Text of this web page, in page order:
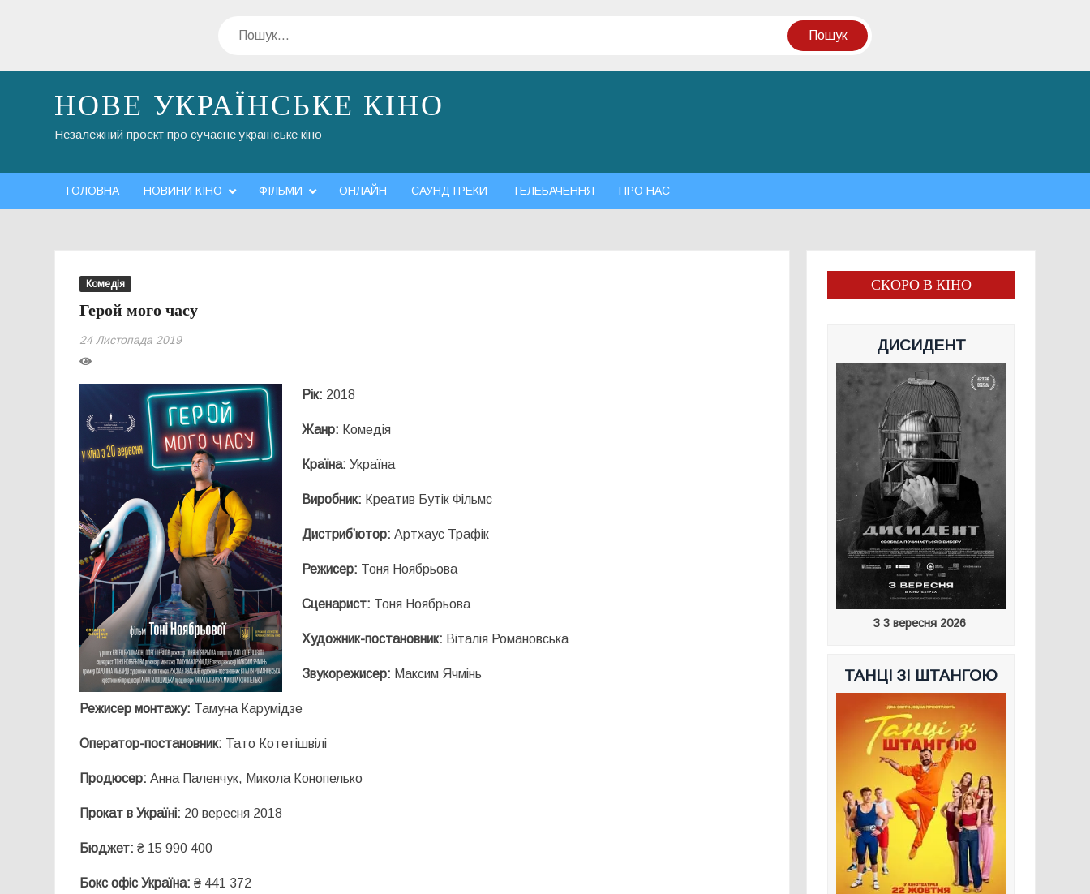
Пошук
НОВЕ УКРАЇНСЬКЕ КІНО
Незалежний проект про сучасне українське кіно
ГОЛОВНА НОВИНИ КІНО ФІЛЬМИ ОНЛАЙН САУНДТРЕКИ ТЕЛЕБАЧЕННЯ ПРО НАС
Комедія
Герой мого часу
24 Листопада 2019
Рік: 2018
Жанр: Комедія
Країна: Україна
Виробник: Креатив Бутік Фільмс
Дистриб’ютор: Артхаус Трафік
Режисер: Тоня Ноябрьова
Сценарист: Тоня Ноябрьова
Художник-постановник: Віталія Романовська
Звукорежисер: Максим Ячмінь
Режисер монтажу: Тамуна Карумідзе
Оператор-постановник: Тато Котетішвілі
Продюсер: Анна Паленчук, Микола Конопелько
Прокат в Україні: 20 вересня 2018
Бюджет: ₴ 15 990 400
Бокс офіс Україна: ₴ 441 372
СКОРО В КІНО
ДИСИДЕНТ
З 3 вересня 2026
ТАНЦІ ЗІ ШТАНГОЮ